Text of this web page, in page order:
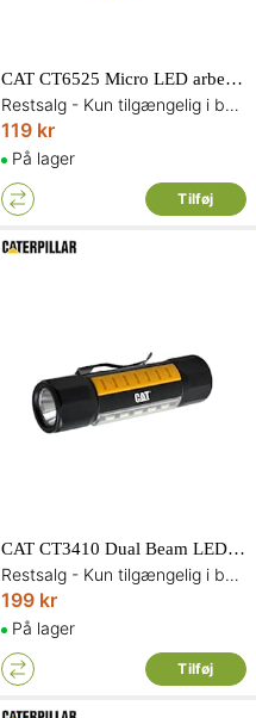
CAT CT6525 Micro LED arbejdslampe genopladelig 200 lumen
Restsalg - Kun tilgængelig i begrænset antal og så længe lager haves
119 kr
På lager
Tilføj
CAT CT3410 Dual Beam LED lommelygte 200/275 lumen
Restsalg - Kun tilgængelig i begrænset antal og så længe lager haves
199 kr
På lager
Tilføj